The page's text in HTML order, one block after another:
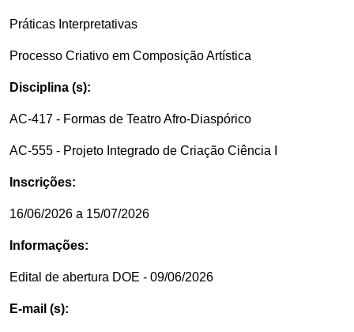
Práticas Interpretativas
Processo Criativo em Composição Artística
Disciplina (s):
AC-417 - Formas de Teatro Afro-Diaspórico
AC-555 - Projeto Integrado de Criação Ciência I
Inscrições:
16/06/2026 a 15/07/2026
Informações:
Edital de abertura DOE - 09/06/2026
E-mail (s):